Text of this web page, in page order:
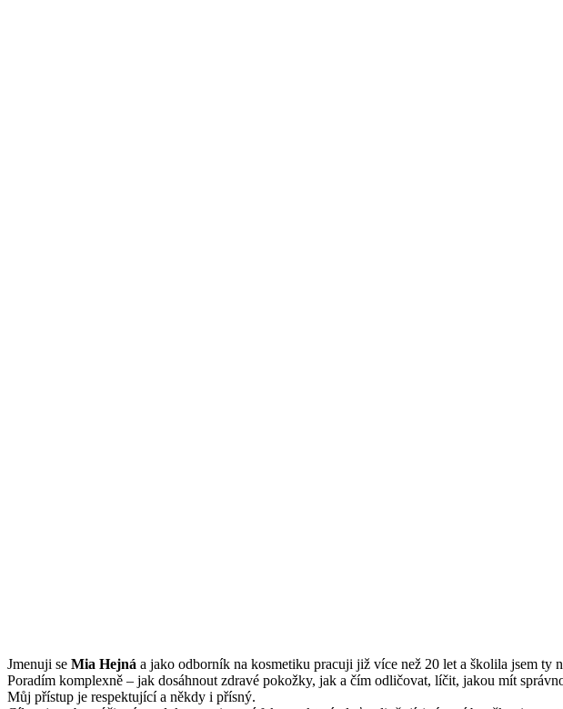
Jmenuji se Mia Hejná a jako odborník na kosmetiku pracuji již více než 20 let a školila jsem
Poradím komplexně – jak dosáhnout zdravé pokožky, jak a čím odličovat, líčit, jakou mít
Můj přístup je respektující a někdy i přísný.